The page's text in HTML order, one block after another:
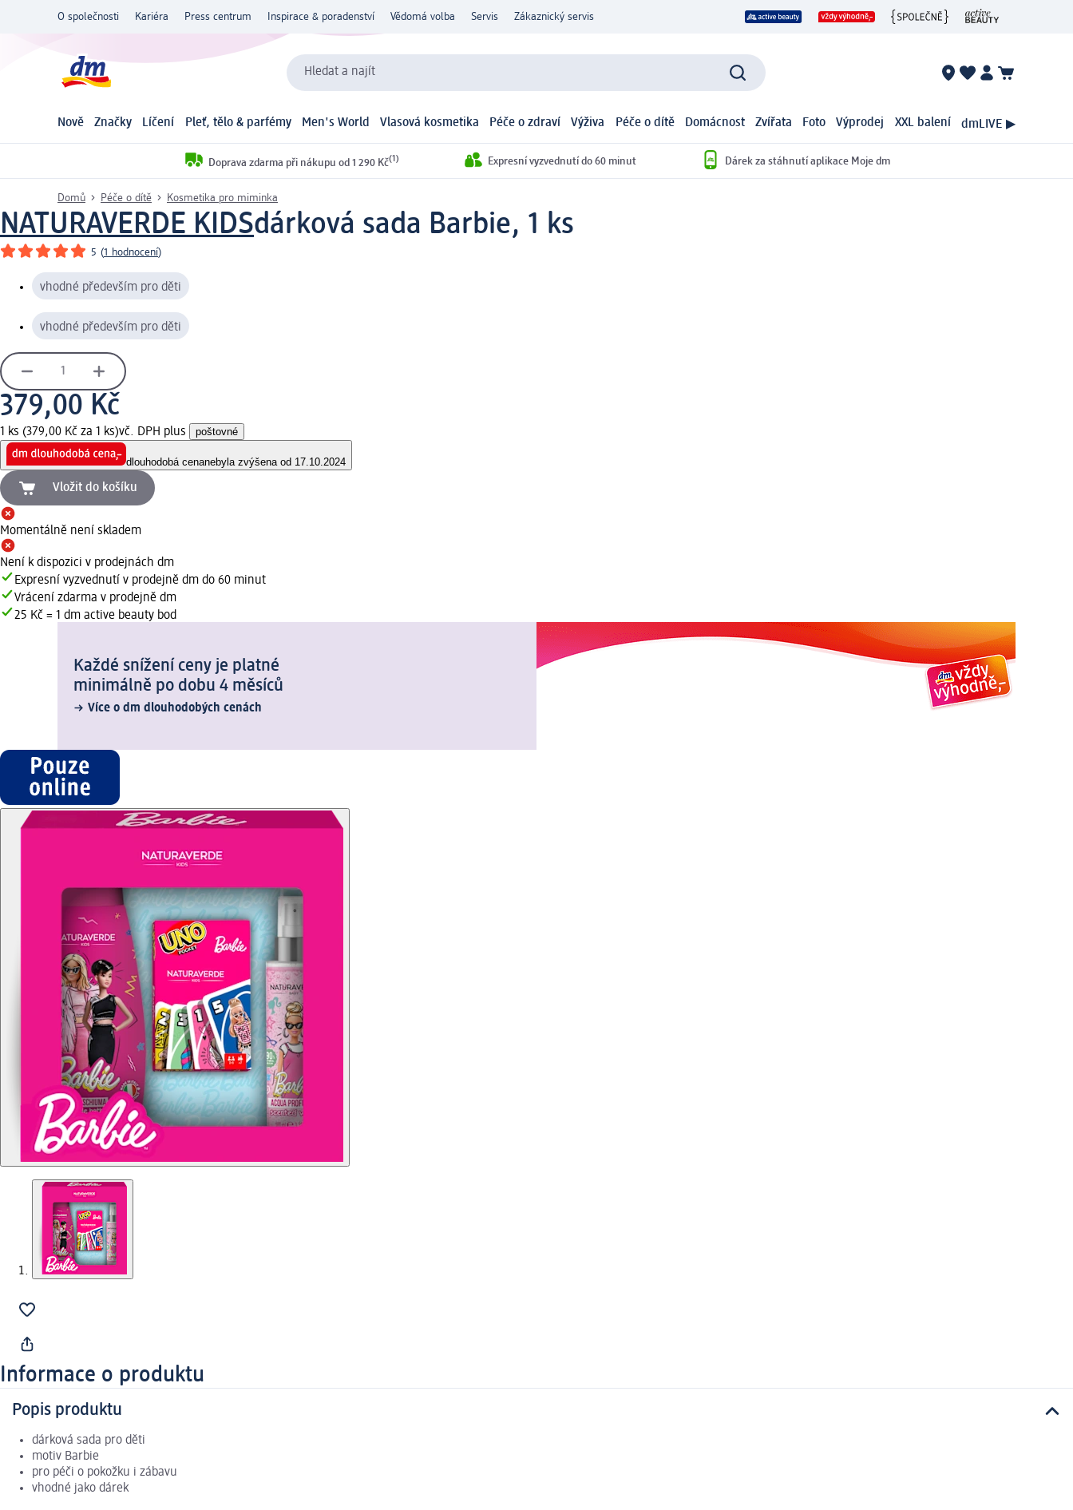
O společnosti Kariéra Press centrum Inspirace & poradenství Vědomá volba Servis Zákaznický servis
Hledat a najít
Nově Značky Líčení Pleť, tělo & parfémy Men's World Vlasová kosmetika Péče o zdraví Výživa Péče o dítě Domácnost Zvířata Foto Výprodej XXL balení dmLIVE ▶
Doprava zdarma při nákupu od 1 290 Kč(1) Expresní vyzvednutí do 60 minut Dárek za stáhnutí aplikace Moje dm
Domů Péče o dítě Kosmetika pro miminka
NATURAVERDE KIDSdárková sada Barbie, 1 ks
5 (1 hodnocení)
vhodné především pro děti
vhodné především pro děti
379,00 Kč
1 ks (379,00 Kč za 1 ks)vč. DPH plus poštovné
dlouhodobá cenanebyla zvýšena od 17.10.2024
Vložit do košíku
Momentálně není skladem
Není k dispozici v prodejnách dm
Expresní vyzvednutí v prodejně dm do 60 minut
Vrácení zdarma v prodejně dm
25 Kč = 1 dm active beauty bod
Každé snížení ceny je platné
minimálně po dobu 4 měsíců
Více o dm dlouhodobých cenách
Informace o produktu
Popis produktu
dárková sada pro děti
motiv Barbie
pro péči o pokožku i zábavu
vhodné jako dárek